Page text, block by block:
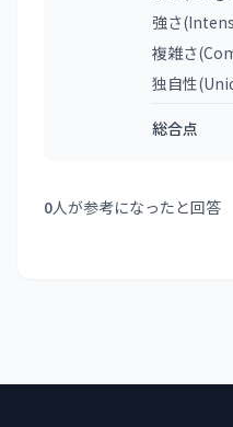
強さ
複雑さ
独自性
総合点
0人が参考になったと回答